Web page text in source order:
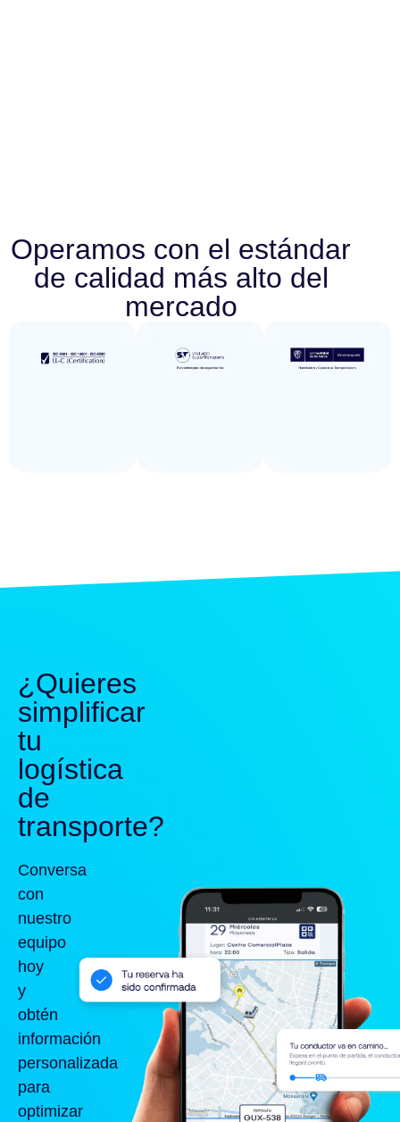
Operamos con el estándar
de calidad más alto del
mercado
¿Quieres
simplificar
tu
logística
de
transporte?
Conversa
con
nuestro
equipo
hoy
y
obtén
información
personalizada
para
optimizar